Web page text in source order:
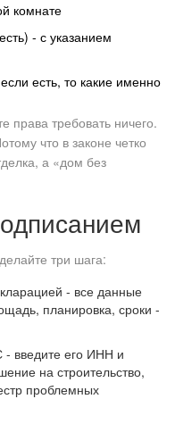
комнате
- с указанием
есть, то какие именно
права требовать ничего.
что в законе четко
а «дом без
три шага:
- все данные
планировка, сроки -
введите его ИНН и
на строительство,
проблемных